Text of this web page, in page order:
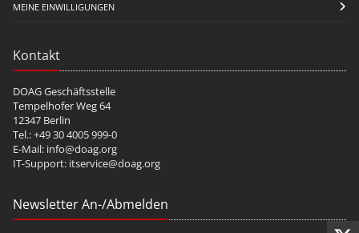
MEINE EINWILLIGUNGEN
Kontakt
DOAG Geschäftsstelle
Tempelhofer Weg 64
12347 Berlin
Tel.: +49 30 4005 999-0
E-Mail: info@doag.org
IT-Support: itservice@doag.org
Newsletter An-/Abmelden